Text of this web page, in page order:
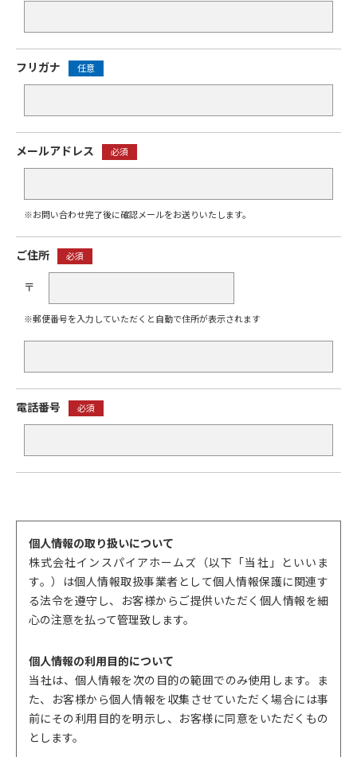
フリガナ 任意
メールアドレス 必須
※お問い合わせ完了後に確認メールをお送りいたします。
ご住所 必須
〒
※郵便番号を入力していただくと自動で住所が表示されます
電話番号 必須
個人情報の取り扱いについて
株式会社インスパイアホームズ（以下「当社」といいま
す。）は個人情報取扱事業者として個人情報保護に関連す
る法令を遵守し、お客様からご提供いただく個人情報を細
心の注意を払って管理致します。
個人情報の利用目的について
当社は、個人情報を次の目的の範囲でのみ使用します。ま
た、お客様から個人情報を収集させていただく場合には事
前にその利用目的を明示し、お客様に同意をいただくもの
とします。